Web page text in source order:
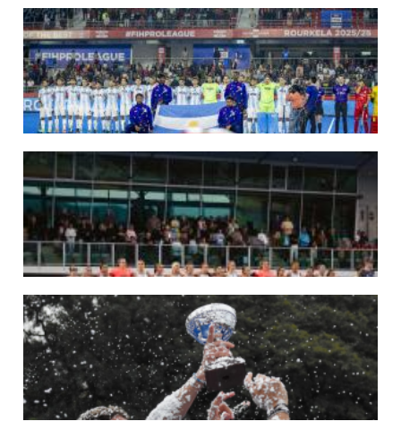
09/07/2026
MUNDIAL 2026: LAS LEONAS CONVOCADAS POR FERNANDO F...
Del 15 al 30 de agosto disputarán el Mundial 2026 en Países Bajos y Bélgica.
LEER MÁS
29/05/2026
LOS LEONES CONVOCADOS PARA LA VENTANA EUROPEA DE P...
En junio, el seleccionado nacional disputará las últimas dos ventanas de Pro
League 2025-26 en Inglaterra y Alemania.
LEER MÁS
22/05/2026
LAS LEONAS CONVOCADAS PARA LA VENTANA EUROPEA DE P...
En junio, el seleccionado nacional disputará las últimas dos ventanas de Pro
League 2025-26 en Bélgica e Inglaterra.